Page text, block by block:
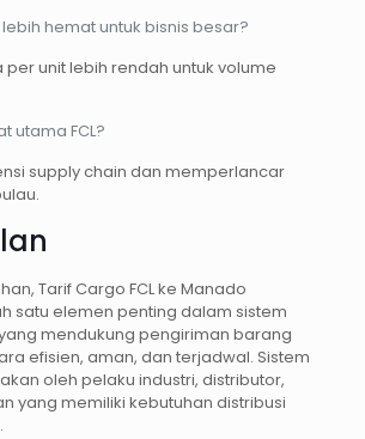
lebih hemat untuk bisnis besar?
per unit lebih rendah untuk volume
utama FCL?
supply chain dan memperlancar
Tarif Cargo FCL ke Manado
satu elemen penting dalam sistem
mendukung pengiriman barang
efisien, aman, dan terjadwal. Sistem
oleh pelaku industri, distributor,
yang memiliki kebutuhan distribusi